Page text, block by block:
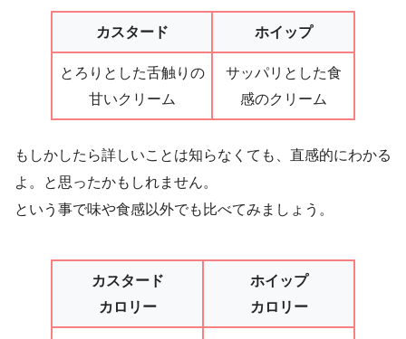
カスタード ホイップ
とろりとした舌触りの
甘いクリーム
サッパリとした食
感のクリーム
もしかしたら詳しいことは知らなくても、直感的にわかる
よ。と思ったかもしれません。
という事で味や食感以外でも比べてみましょう。
カスタード
カロリー
ホイップ
カロリー